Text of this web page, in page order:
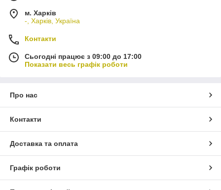
м. Харків
-, Харків, Україна
Контакти
Сьогодні працює з 09:00 до 17:00
Показати весь графік роботи
Про нас
Контакти
Доставка та оплата
Графік роботи